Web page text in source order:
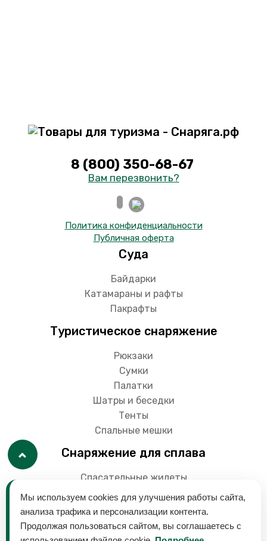
8 (800) 350-68-67
Вам перезвонить?
Политика конфиденциальности
Публичная оферта
Суда
Байдарки
Катамараны и рафты
Пакрафты
Туристическое снаряжение
Рюкзаки
Сумки
Палатки
Шатры и беседки
Тенты
Спальные мешки
Снаряжение для сплава
Спасательные жилеты
Гермоупаковки
Мы используем cookies для улучшения работы сайта,
анализа трафика и персонализации контента.
Продолжая пользоваться сайтом, вы соглашаетесь с